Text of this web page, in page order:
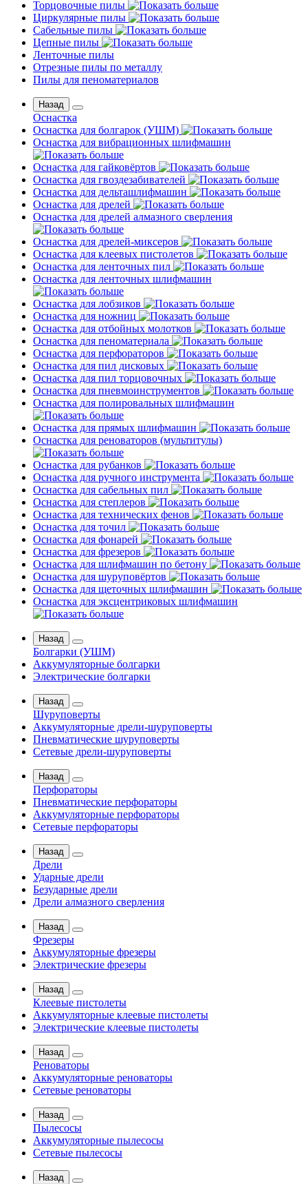
Торцовочные пилы
Циркулярные пилы
Сабельные пилы
Цепные пилы
Ленточные пилы
Отрезные пилы по металлу
Пилы для пеноматериалов
Назад
Оснастка
Оснастка для болгарок (УШМ)
Оснастка для вибрационных шлифмашин
Оснастка для гайковёртов
Оснастка для гвоздезабивателей
Оснастка для дельташлифмашин
Оснастка для дрелей
Оснастка для дрелей алмазного сверления
Оснастка для дрелей-миксеров
Оснастка для клеевых пистолетов
Оснастка для ленточных пил
Оснастка для ленточных шлифмашин
Оснастка для лобзиков
Оснастка для ножниц
Оснастка для отбойных молотков
Оснастка для пеноматериала
Оснастка для перфораторов
Оснастка для пил дисковых
Оснастка для пил торцовочных
Оснастка для пневмоинструментов
Оснастка для полировальных шлифмашин
Оснастка для прямых шлифмашин
Оснастка для реноваторов (мультитулы)
Оснастка для рубанков
Оснастка для ручного инструмента
Оснастка для сабельных пил
Оснастка для степлеров
Оснастка для технических фенов
Оснастка для точил
Оснастка для фонарей
Оснастка для фрезеров
Оснастка для шлифмашин по бетону
Оснастка для шуруповёртов
Оснастка для щеточных шлифмашин
Оснастка для эксцентриковых шлифмашин
Назад
Болгарки (УШМ)
Аккумуляторные болгарки
Электрические болгарки
Назад
Шуруповерты
Аккумуляторные дрели-шуруповерты
Пневматические шуруповерты
Сетевые дрели-шуруповерты
Назад
Перфораторы
Пневматические перфораторы
Аккумуляторные перфораторы
Сетевые перфораторы
Назад
Дрели
Ударные дрели
Безударные дрели
Дрели алмазного сверления
Назад
Фрезеры
Аккумуляторные фрезеры
Электрические фрезеры
Назад
Клеевые пистолеты
Аккумуляторные клеевые пистолеты
Электрические клеевые пистолеты
Назад
Реноваторы
Аккумуляторные реноваторы
Сетевые реноваторы
Назад
Пылесосы
Аккумуляторные пылесосы
Сетевые пылесосы
Назад